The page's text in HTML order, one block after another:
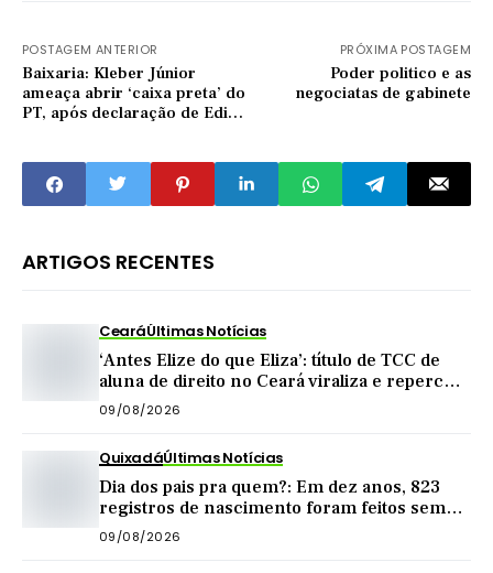
POSTAGEM ANTERIOR
Baixaria: Kleber Júnior
ameaça abrir ‘caixa preta’ do
PT, após declaração de Edi
PRÓXIMA POSTAGEM
Poder politico e as
negociatas de gabinete
ARTIGOS RECENTES
CearáÚltimas Notícias
‘Antes Elize do que Eliza’: título de TCC de
aluna de direito no Ceará viraliza e repercute
nas redes
09/08/2026
QuixadáÚltimas Notícias
Dia dos pais pra quem?: Em dez anos, 823
registros de nascimento foram feitos sem
nome do pai em Quixadá
09/08/2026